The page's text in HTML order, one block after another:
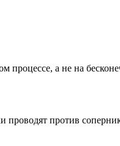
процессе, а не на
против